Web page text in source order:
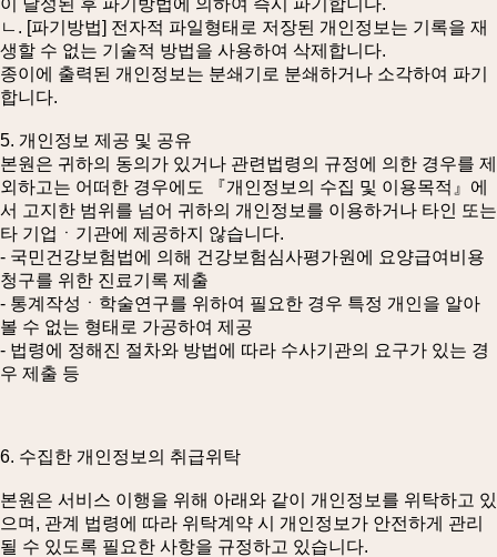
이 달성된 후 파기방법에 의하여 즉시 파기합니다.
ㄴ. [파기방법] 전자적 파일형태로 저장된 개인정보는 기록을 재
생할 수 없는 기술적 방법을 사용하여 삭제합니다.
종이에 출력된 개인정보는 분쇄기로 분쇄하거나 소각하여 파기
합니다.
5. 개인정보 제공 및 공유
본원은 귀하의 동의가 있거나 관련법령의 규정에 의한 경우를 제
외하고는 어떠한 경우에도 『개인정보의 수집 및 이용목적』에
서 고지한 범위를 넘어 귀하의 개인정보를 이용하거나 타인 또는
타 기업ㆍ기관에 제공하지 않습니다.
- 국민건강보험법에 의해 건강보험심사평가원에 요양급여비용
청구를 위한 진료기록 제출
- 통계작성ㆍ학술연구를 위하여 필요한 경우 특정 개인을 알아
볼 수 없는 형태로 가공하여 제공
- 법령에 정해진 절차와 방법에 따라 수사기관의 요구가 있는 경
우 제출 등
6. 수집한 개인정보의 취급위탁
본원은 서비스 이행을 위해 아래와 같이 개인정보를 위탁하고 있
으며, 관계 법령에 따라 위탁계약 시 개인정보가 안전하게 관리
될 수 있도록 필요한 사항을 규정하고 있습니다.